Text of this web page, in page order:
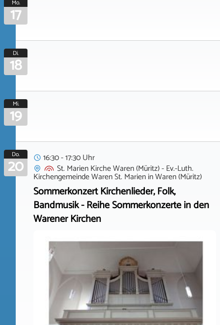
Mo.
17
Di.
18
Mi.
19
Do.
20
16:30 - 17:30 Uhr
St. Marien Kirche Waren (Müritz) - Ev.-Luth.
Kirchengemeinde Waren St. MarieninWaren (Müritz)
Sommerkonzert Kirchenlieder, Folk,
Bandmusik - Reihe Sommerkonzerte in den
Warener Kirchen